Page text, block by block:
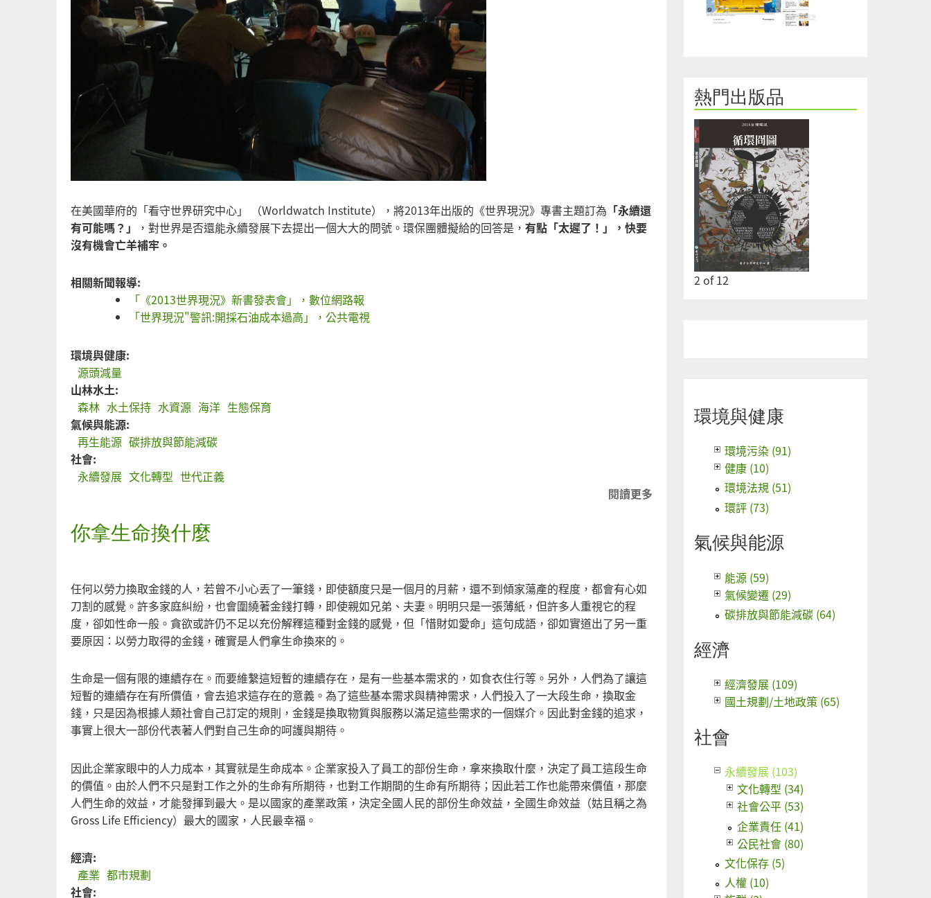
在美國華府的「看守世界研究中心」 （Worldwatch Institute），將2013年出版的《世界現況》專書主題訂為 「永續還
有可能嗎？」
，對世界是否還能永續發展下去提出一個大大的問號。環保團體擬給的回答是， 有點「太遲了！」，快要
沒有機會亡羊補牢。
相關新聞報導:
「《2013世界現況》新書發表會」，數位網路報
「世界現況"警訊:開採石油成本過高」，公共電視
環境與健康:
源頭減量
山林水土:
森林 水土保持 水資源 海洋 生態保育
氣候與能源:
再生能源 碳排放與節能減碳
社會:
永續發展 文化轉型 世代正義
閱讀更多
你拿生命換什麼
任何以勞力換取金錢的人，若曾不小心丟了一筆錢，即使額度只是一個月的月薪，還不到傾家蕩產的程度，都會有心如
刀割的感覺。許多家庭糾紛，也會圍繞著金錢打轉，即使親如兄弟、夫妻。明明只是一張薄紙，但許多人重視它的程
度，卻如性命一般。貪欲或許仍不足以充份解釋這種對金錢的感覺，但「惜財如愛命」這句成語，卻如實道出了另一重
要原因：以勞力取得的金錢，確實是人們拿生命換來的。
生命是一個有限的連續存在。而要維繫這短暫的連續存在，是有一些基本需求的，如食衣住行等。另外，人們為了讓這
短暫的連續存在有所價值，會去追求這存在的意義。為了這些基本需求與精神需求，人們投入了一大段生命，換取金
錢，只是因為根據人類社會自己訂定的規則，金錢是換取物質與服務以滿足這些需求的一個媒介。因此對金錢的追求，
事實上很大一部份代表著人們對自己生命的呵護與期待。
因此企業家眼中的人力成本，其實就是生命成本。企業家投入了員工的部份生命，拿來換取什麼，決定了員工這段生命
的價值。由於人們不只是對工作之外的生命有所期待，也對工作期間的生命有所期待；因此若工作也能帶來價值，那麼
人們生命的效益，才能發揮到最大。是以國家的產業政策，決定全國人民的部份生命效益，全國生命效益（姑且稱之為
Gross Life Efficiency）最大的國家，人民最幸福。
經濟:
產業 都市規劃
社會:
熱門出版品
2 of12
環境與健康
環境污染 (91)
健康 (10)
環境法規 (51)
環評 (73)
氣候與能源
能源 (59)
氣候變遷 (29)
碳排放與節能減碳 (64)
經濟
經濟發展 (109)
國土規劃/土地政策 (65)
社會
永續發展 (103)
文化轉型 (34)
社會公平 (53)
企業責任 (41)
公民社會 (80)
文化保存 (5)
人權 (10)